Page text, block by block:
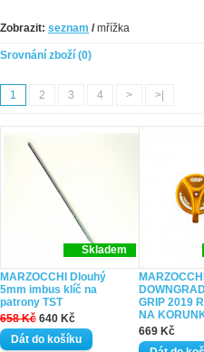
Zobrazit: seznam /mřížka
Srovnání zboží (0)
1 2 3 4 > >|
Skladem
MARZOCCHI Dlouhý
5mm imbus klíč na
patrony TST
658 Kč 640 Kč
MARZOCCHI
GRIP 2019
NA
669 Kč